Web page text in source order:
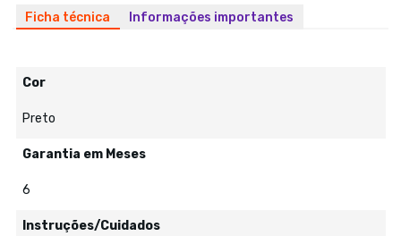
Ficha técnica Informações importantes
Cor
Preto
Garantia em Meses
6
Instruções/Cuidados